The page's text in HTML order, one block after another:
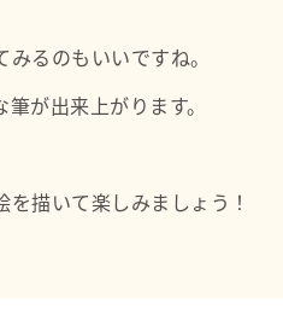
るのもいいですね。
が出来上がります。
描いて楽しみましょう！